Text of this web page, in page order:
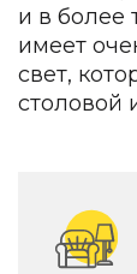
Стеновые
для
Террасные и
Изделия из
Светящийся
Подбор,
и в более
имеет
свет,
столовой